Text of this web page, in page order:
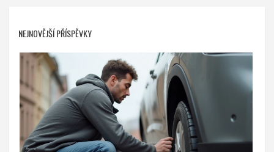
NEJNOVĚJŠÍ PŘÍSPĚVKY